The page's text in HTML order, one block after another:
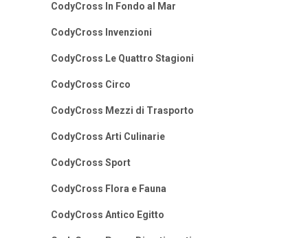
CodyCross In Fondo al Mar
CodyCross Invenzioni
CodyCross Le Quattro Stagioni
CodyCross Circo
CodyCross Mezzi di Trasporto
CodyCross Arti Culinarie
CodyCross Sport
CodyCross Flora e Fauna
CodyCross Antico Egitto